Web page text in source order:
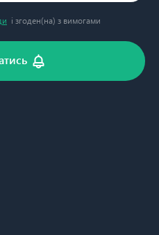
і згоден(на) з вимогами